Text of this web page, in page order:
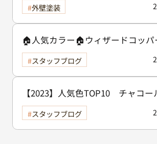
外壁塗装
🏠人気カラー🏠ウィザードコッ
スタッフブログ
【2023】人気色TOP10 チャコー
イアンバーグ
スタッフブログ